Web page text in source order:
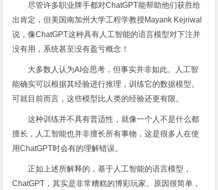
尽管许多职业牌手都对ChatGPT能帮助他们获胜给
出肯定，但美国南加州大学工程学教授Mayank Kejriwal
说，像ChatGPT这种具有人工智能的语言模型对下注并
没有用，系统甚至没有盈亏概念！
大多数人认为AI会思考，但事实并非如此。人工智
能确实可以根据其经验进行推理，训练它的数据模型。
可就目前而言，这些模型比人类的经验还更有限。
这种训练并不具有普适性，就像一个人不是什么都
擅长，人工智能也并非擅长所有事物，这是很多人在使
用ChatGPT时会有的理解错误。
正如上述所解释的，基于人工智能的语言模型，
ChatGPT，其实是非常糟糕的博彩玩家。原因很简单，